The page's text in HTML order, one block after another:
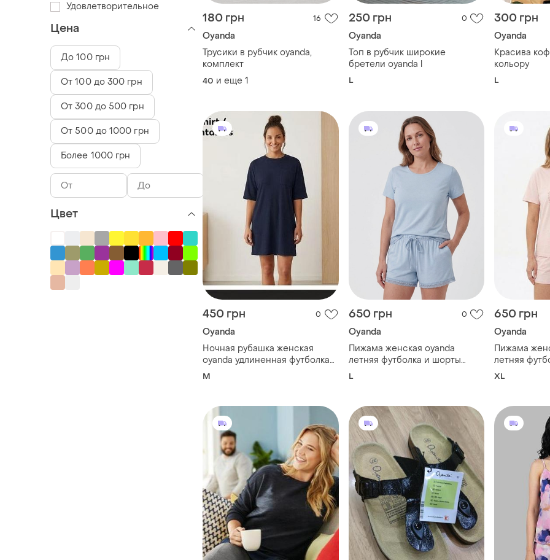
180 грн 16
Oyanda
Трусики в рубчик oyanda,
комплект
40 и еще 1
250 грн 0
Oyanda
Топ в рубчик широкие
бретели oyanda l
L
300 грн
Oyanda
Красива
кольору
L
450 грн 0
Oyanda
Ночная рубашка женская
oyanda удлиненная футболка
однотонная bs001427 размер
M
650 грн 0
Oyanda
Пижама женская oyanda
летняя футболка и шорты
bs001426 размер l
L
650 грн
Oyanda
Пижама
летняя
bs001425
XL
Удовлетворительное
Цена
До 100 грн
От 100 до 300 грн
От 300 до 500 грн
От 500 до 1000 грн
Более 1000 грн
Цвет